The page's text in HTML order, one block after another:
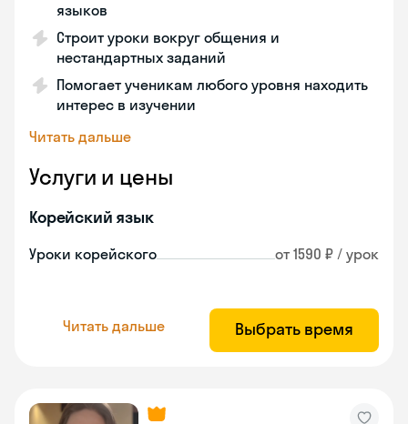
языков
Строит уроки вокруг общения и
нестандартных заданий
Помогает ученикам любого уровня находить
интерес в изучении
Читать дальше
Услуги и цены
Корейский язык
Уроки корейского от 1590 ₽ / урок
Читать дальше Выбрать время